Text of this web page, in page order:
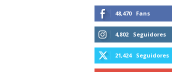
48,470 Fans
4,802 Seguidores
21,424 Seguidores